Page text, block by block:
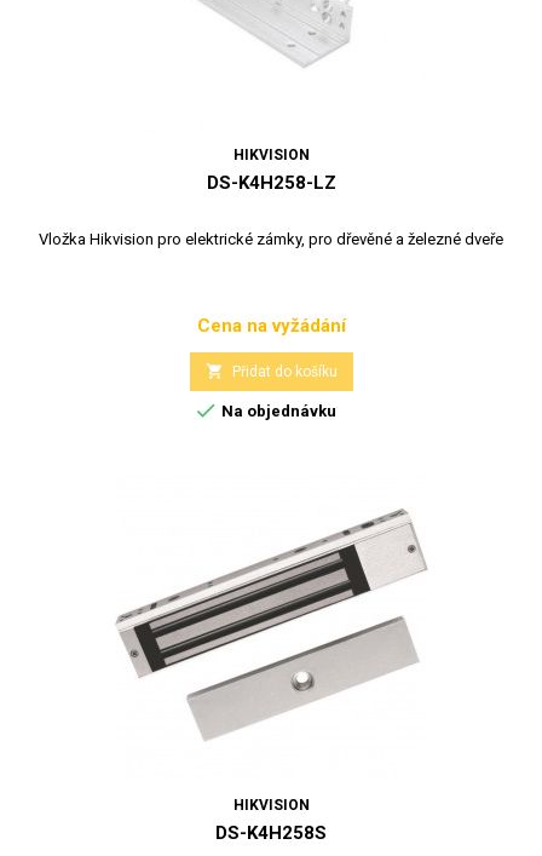
HIKVISION
DS-K4H258-LZ
Vložka Hikvision pro elektrické zámky, pro dřevěné a železné dveře
Cena
Cena na vyžádání
 Přidat do košíku
 Na objednávku
HIKVISION
DS-K4H258S